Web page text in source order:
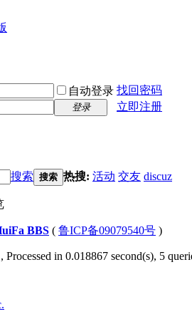
自动登录 找回密码
登录
立即注册
搜索 搜索 热搜: 活动 交友 discuz
BBS ( 鲁ICP备09079540号 )
, Processed in 0.018867 second(s), 5